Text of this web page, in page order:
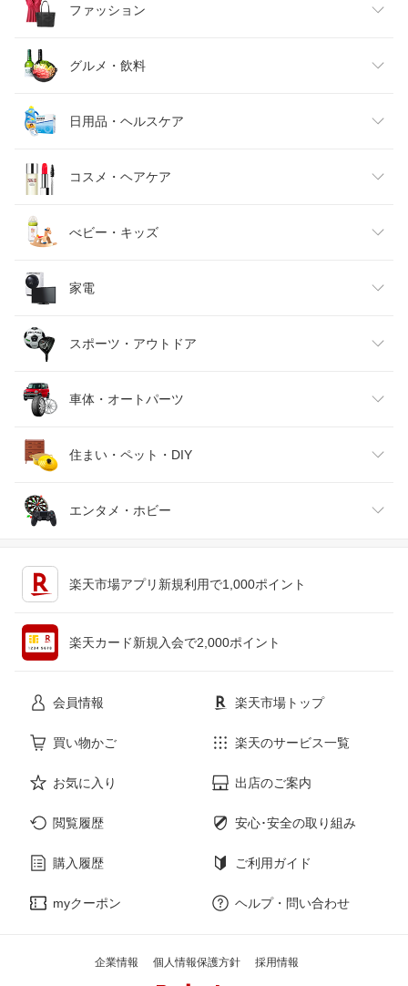
ファッション
レディースファッション
メンズファッション
キッズファッション
ベビーファッション
インナー・下着・ナイトウェア
バッグ・小物・ブランド雑貨
靴
腕時計
ジュエリー・アクセサリー
グルメ・飲料
食品
スイーツ・お菓子
水・ソフトドリンク
ビール・洋酒
ワイン
日本酒・焼酎
日用品・ヘルスケア
日用品雑貨・文房具・手芸
ダイエット・健康
医薬品・コンタクト・介護
コスメ・ヘアケア
美容・コスメ・香水
べビー・キッズ
キッズ・ベビー・マタニティ
おもちゃ
家電
家電
TV・オーディオ・カメラ
スマートフォン・タブレット
パソコン・周辺機器
スポーツ・アウトドア
スポーツ・アウトドア
ゴルフ
車体・オートパーツ
車用品・バイク用品
車・バイク
住まい・ペット・DIY
インテリア・寝具・収納
エンタメ・ホビー
本・雑誌・コミック
楽天市場アプリ新規利用で1,000ポイント
楽天カード新規入会で2,000ポイント
会員情報 楽天市場トップ
買い物かご 楽天のサービス一覧
お気に入り 出店のご案内
閲覧履歴 安心･安全の取り組み
購入履歴 ご利用ガイド
myクーポン ヘルプ・問い合わせ
企業情報 個人情報保護方針 採用情報